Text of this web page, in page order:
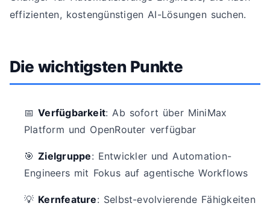
effizienten, kostengünstigen AI-Lösungen suchen.
Die wichtigsten Punkte
📅Verfügbarkeit: Ab sofort über MiniMax
Platform und OpenRouter verfügbar
🎯Zielgruppe: Entwickler und Automation-
Engineers mit Fokus auf agentische Workflows
💡 Kernfeature: Selbst-evolvierende Fähigkeiten